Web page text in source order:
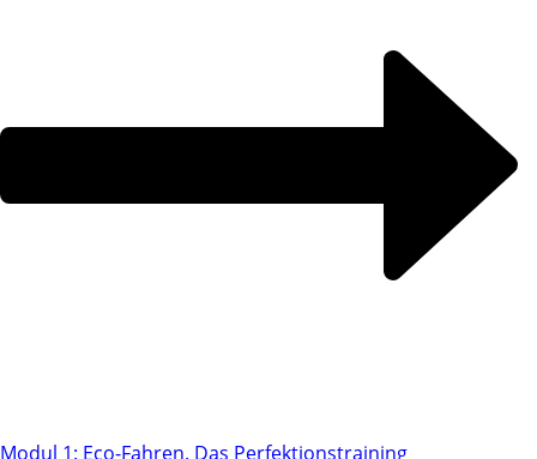
Modul 1: Eco-Fahren. Das Perfektionstraining